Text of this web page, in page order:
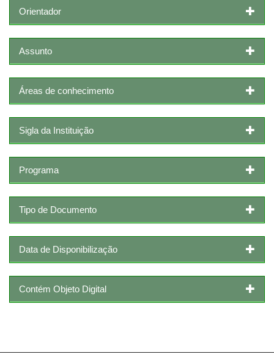
Orientador
Assunto
Áreas de conhecimento
Sigla da Instituição
Programa
Tipo de Documento
Data de Disponibilização
Contém Objeto Digital